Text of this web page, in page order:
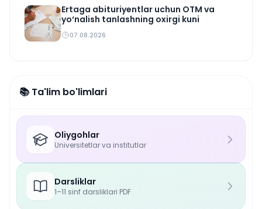
Ertaga abituriyentlar uchun OTM va
yo‘nalish tanlashning oxirgi kuni
07.08.2026
📚 Ta'lim bo'limlari
Oliygohlar
Universitetlar va institutlar
Darsliklar
1–11 sinf darsliklari PDF